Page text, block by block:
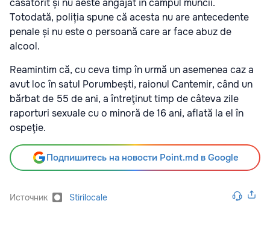
căsătorit și nu aeste angajat în câmpul muncii.
Totodată, poliția spune că acesta nu are antecedente
penale și nu este o persoană care ar face abuz de
alcool.
Reamintim că, cu ceva timp în urmă un asemenea caz a
avut loc în satul Porumbești, raionul Cantemir, când un
bărbat de 55 de ani, a întreţinut timp de câteva zile
raporturi sexuale cu o minoră de 16 ani, aflată la el în
ospeţie.
Подпишитесь на новости Point.md в Google
Источник Stirilocale